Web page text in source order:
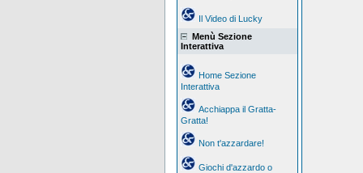
Il Video di Lucky
Menù Sezione
Interattiva
Home Sezione
Interattiva
Acchiappa il Gratta-
Gratta!
Non t'azzardare!
Giochi d'azzardo o